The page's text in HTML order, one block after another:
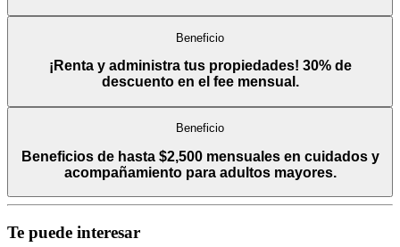
Beneficio
¡Renta y administra tus propiedades! 30% de
descuento en el fee mensual.
Beneficio
Beneficios de hasta $2,500 mensuales en cuidados y
acompañamiento para adultos mayores.
Te puede interesar